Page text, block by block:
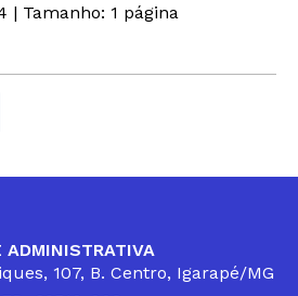
| Tamanho: 1 página
ADMINISTRATIVA
107, B. Centro, Igarapé/MG